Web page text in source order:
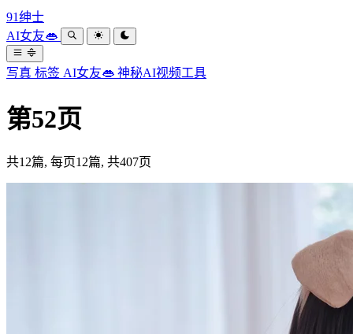
91绅士
AI女友👄
写真 标签 AI女友👄 神秘AI视频工具
第52页
共12篇, 每页12篇, 共407页